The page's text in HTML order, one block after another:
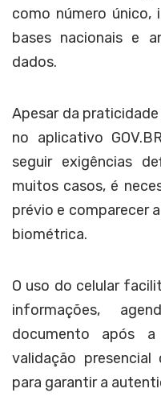
como número único,
bases nacionais e
dados.
Apesar da
no aplicativo
seguir exigências
muitos casos, é
prévio e comparecer
biométrica.
O uso do celular
informações,
documento após
validação
para garantir a